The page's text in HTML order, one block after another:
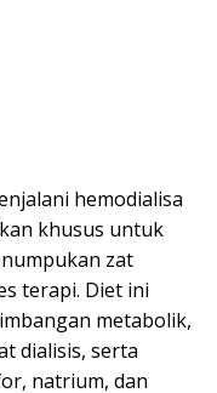
hemodialisa
khusus untuk
zat
terapi. Diet ini
metabolik,
dialisis, serta
natrium, dan